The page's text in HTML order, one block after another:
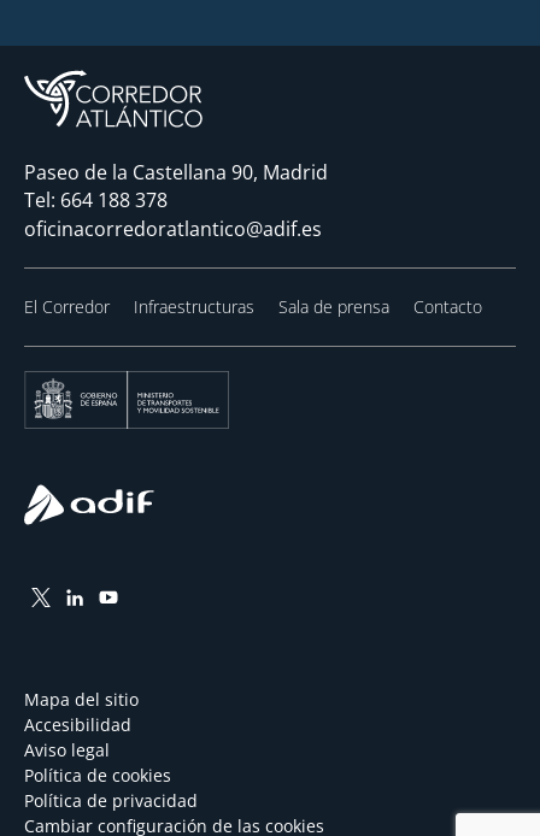
Paseo de la Castellana 90, Madrid
Tel: 664 188 378
oficinacorredoratlantico@adif.es
El Corredor Infraestructuras Sala de prensa Contacto
Mapa del sitio
Accesibilidad
Aviso legal
Política de cookies
Política de privacidad
Cambiar configuración de las cookies